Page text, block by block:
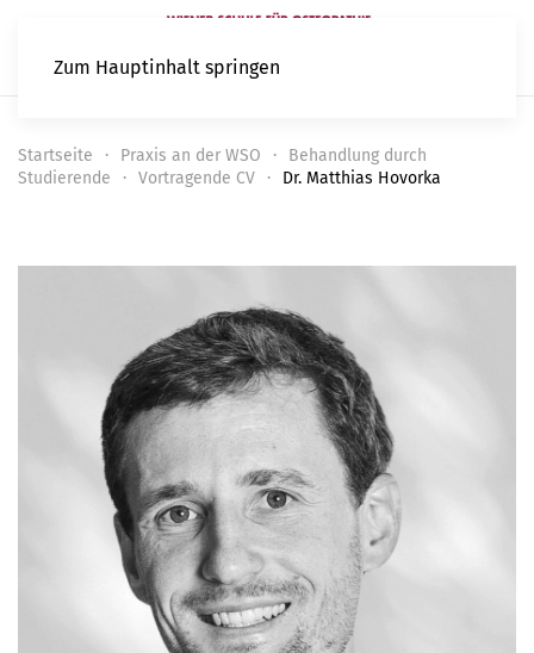
Zum Hauptinhalt springen
Startseite Praxis an der WSO
Behandlung durch
Studierende
Vortragende CV Dr. Matthias Hovorka